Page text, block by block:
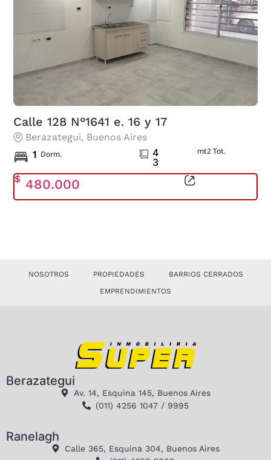
Calle 128 N°1641 e. 16 y 17
Berazategui, Buenos Aires
1 Dorm.
4
3
mt2 Tot.
$ 480.000
NOSOTROS PROPIEDADES
BARRIOS CERRADOS
EMPRENDIMIENTOS
Berazategui
Av. 14, Esquina 145, Buenos Aires
(011) 4256 1047 / 9995
Ranelagh
Calle 365, Esquina 304, Buenos Aires